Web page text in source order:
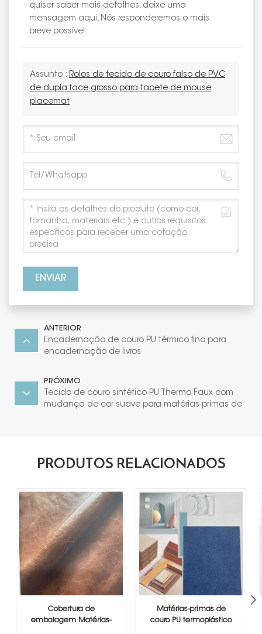
quiser saber mais detalhes, deixe uma
mensagem aqui. Nós responderemos o mais
breve possível.
Assunto : Rolos de tecido de couro falso de PVC
de dupla face grosso para tapete de mouse
placemat
ENVIAR
ANTERIOR
Encadernação de couro PU térmico fino para
encadernação de livros
PRÓXIMO
Tecido de couro sintético PU Thermo Faux com
mudança de cor suave para matérias-primas de
PRODUTOS RELACIONADOS
Cobertura de
embalagem Matérias-
Matérias-primas de
couro PU termoplástico